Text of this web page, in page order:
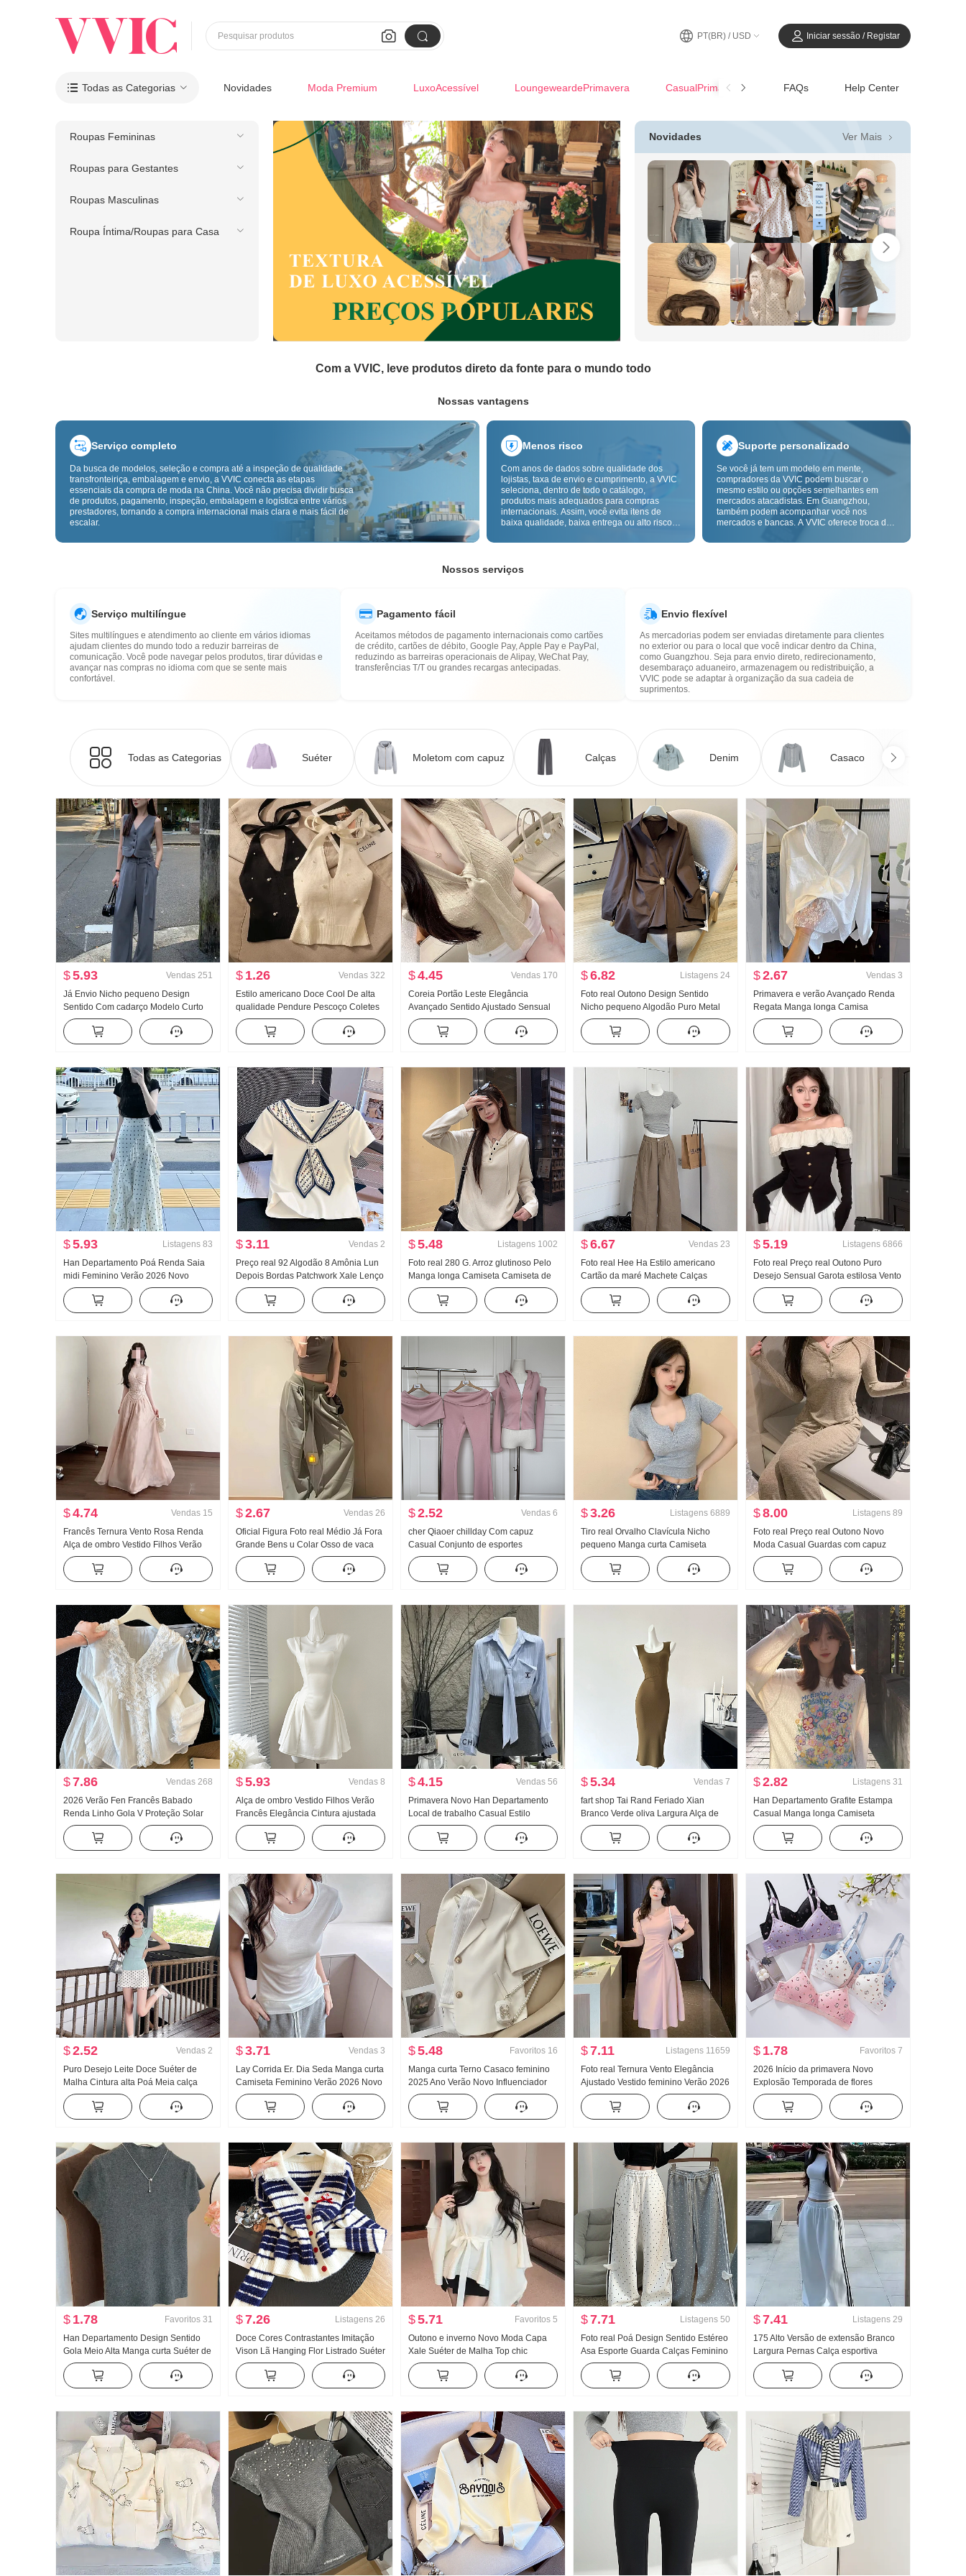
 
Pesquisar produtos PT(BR) / USD Iniciar sessão / Registar
 Todas as Categorias Novidades Moda Premium LuxoAcessível LoungeweardePrimavera CasualPrimavera-Verão FAQs Help Center
Roupas Femininas
Roupas para Gestantes
Roupas Masculinas
Roupa Íntima/Roupas para Casa
Novidades Ver Mais 
Com a VVIC, leve produtos direto da fonte para o mundo todo
Nossas vantagens
Serviço completo
Da busca de modelos, seleção e compra até a inspeção de qualidade
transfronteiriça, embalagem e envio, a VVIC conecta as etapas
essenciais da compra de moda na China. Você não precisa dividir busca
de produtos, pagamento, inspeção, embalagem e logística entre vários
prestadores, tornando a compra internacional mais clara e mais fácil de
escalar.
Menos risco
Com anos de dados sobre qualidade dos
lojistas, taxa de envio e cumprimento, a VVIC
seleciona, dentro de todo o catálogo,
produtos mais adequados para compras
internacionais. Assim, você evita itens de
baixa qualidade, baixa entrega ou alto risco,
inspeção de qualidade transfronteiriça e as
riscos de qualidade, alfândega e pós-venda.
Suporte personalizado
Se você já tem um modelo em mente,
compradores da VVIC podem buscar o
mesmo estilo ou opções semelhantes em
mercados atacadistas. Em Guangzhou,
também podem acompanhar você nos
mercados e bancas. A VVIC oferece troca de
OEM por imagem ou amostra, para tornar
Nossos serviços
Serviço multilíngue
Sites multilíngues e atendimento ao cliente em vários idiomas
ajudam clientes do mundo todo a reduzir barreiras de
comunicação. Você pode navegar pelos produtos, tirar dúvidas e
avançar nas compras no idioma com que se sente mais
confortável.
Pagamento fácil
Aceitamos métodos de pagamento internacionais como cartões
de crédito, cartões de débito, Google Pay, Apple Pay e PayPal,
reduzindo as barreiras operacionais de Alipay, WeChat Pay,
transferências T/T ou grandes recargas antecipadas.
Envio flexível
As mercadorias podem ser enviadas diretamente para clientes
no exterior ou para o local que você indicar dentro da China,
como Guangzhou. Seja para envio direto, redirecionamento,
desembaraço aduaneiro, armazenagem ou redistribuição, a
VVIC pode se adaptar à organização da sua cadeia de
suprimentos.
Todas as Categorias Suéter Moletom com capuz Calças Denim Casaco
$5.93 Vendas 251
Já Envio Nicho pequeno Design
Sentido Com cadarço Modelo Curto
Regata Colete Cintura alta Fluida
Sentido Largura Pernas Calça casual
Conjunto
$ 1.26 Vendas 322
Estilo americano Doce Cool De alta
qualidade Pendure Pescoço Coletes
feminino Verão Uso externo Dentro
Pegue Camiseta de base Garota
estilosa Malha Tomara que caia Top
$4.45 Vendas 170
Coreia Portão Leste Elegância
Avançado Sentido Ajustado Sensual
Puro Desejo Vento Mulher Fita
flutuante Manga curta Malha
Camiseta Top
$6.82 Listagens 24
Foto real Outono Design Sentido
Nicho pequeno Algodão Puro Metal
Decoração Cintura ajustada Efeito
emagrecedor Solto Manga longa
Camisa Top feminino
$2.67 Vendas 3
Primavera e verão Avançado Renda
Regata Manga longa Camisa
feminino Solto Conjunto de duas
peças Doce Fresco
$5.93 Listagens 83
Han Departamento Poá Renda Saia
midi Feminino Verão 2026 Novo
Cintura alta Ajustado A palavra Para
pessoas baixas Design Sentido
Guarda-chuva Saia
$3.11 Vendas 2
Preço real 92 Algodão 8 Amônia Lun
Depois Bordas Patchwork Xale Lenço
de seda Ajustado Gola V Manga curta
Camiseta Feminino
$5.48 Listagens 1002
Foto real 280 G. Arroz glutinoso Pelo
Manga longa Camiseta Camiseta de
base Feminino Modelo fino Estilo
Primavera e outono Cor sólida Novo
Solto Com capuz Top
$6.67 Vendas 23
Foto real Hee Ha Estilo americano
Cartão da maré Machete Calças
jeans Solto Largura Pernas Casual
Calças
$5.19 Listagens 6866
Foto real Preço real Outono Puro
Desejo Sensual Garota estilosa Vento
Francês Ombro caído Manga longa
Camiseta Feminino Babados Cintura
ajustada Top
$4.74 Vendas 15
Francês Ternura Vento Rosa Renda
Alça de ombro Vestido Filhos Verão
2026 Novo À beira-mar Férias
Elegância Vestido longo
$2.67 Vendas 26
Oficial Figura Foto real Médio Já Fora
Grande Bens u Colar Osso de vaca
Fivela Caracteres de trabalho Regata
Alça de ombro Largura Pernas
Arrastar no chão Esporte Calça
$2.52 Vendas 6
cher Qiaoer chillday Com capuz
Casual Conjunto de esportes
Feminino Primavera Ombro de Fora
Casaco Calça boca de sino Conjunto
de três peças
$3.26 Listagens 6889
Tiro real Orvalho Clavícula Nicho
pequeno Manga curta Camiseta
Feminino Verão Garota estilosa
Apertado Novo Botão Design Sentido
Modelo Curto Top
$8.00 Listagens 89
Foto real Preço real Outono Novo
Moda Casual Guardas com capuz
Guarda Calças Efeito emagrecedor
Conjunto Conjunto de esportes
Feminino Estilo
$7.86 Vendas 268
2026 Verão Fen Francês Babado
Renda Linho Gola V Proteção Solar
Camisa Manga longa feminina Solto
Design Sentido Para cima
$5.93 Vendas 8
Alça de ombro Vestido Filhos Verão
Francês Elegância Cintura ajustada
Efeito emagrecedor Saia regata Saia
curta
$4.15 Vendas 56
Primavera Novo Han Departamento
Local de trabalho Casual Estilo
Conjunto Feminino Elegância
Listrado Camisa Cintura alta Saia
midi Conjunto de duas peças
$5.34 Vendas 7
fart shop Tai Rand Feriado Xian
Branco Verde oliva Largura Alça de
Ombro Pit Artigo Vestido feminino
Primavera e verão Vestido longo
$2.82 Listagens 31
Han Departamento Grafite Estampa
Casual Manga longa Camiseta
Proteção Solar Suéter Feminino
Primavera e verão Solto Descontraído
Vento frio Sentido Gola redonda Top
$2.52 Vendas 2
Puro Desejo Leite Doce Suéter de
Malha Cintura alta Poá Meia calça
Saia curta Para pessoas baixas Han
Departamento Dopamina Beleza
incrível Vestir Pegue Um conjunto
$3.71 Vendas 3
Lay Corrida Er. Dia Seda Manga curta
Camiseta Feminino Verão 2026 Novo
Frio Sentido Dentro Pegue O fundo do
poço Ajustado Voar Manga Top
$5.48 Favoritos 16
Manga curta Terno Casaco feminino
2025 Ano Verão Novo Influenciador
Commuting Para pessoas baixas
Ultra Modelo Curto Pequeno O terno
$7.11 Listagens 11659
Foto real Ternura Vento Elegância
Ajustado Vestido feminino Verão 2026
Novo Manga bufante Saia
$ 1.78 Favoritos 7
2026 Início da primavera Novo
Explosão Temporada de flores
Gatinho Fofo Padrão Dentro Faixa de
roupa Peito Almofadas Efeito
emagrecedor Coletes feminino
$ 1.78 Favoritos 31
Han Departamento Design Sentido
Gola Meio Alta Manga curta Suéter de
Malha Feminino Outono 2024 Novo
Cor sólida Versátil Ajustado Efeito
emagrecedor Top
$7.26 Listagens 26
Doce Cores Contrastantes Imitação
Vison Lã Hanging Flor Listrado Suéter
Efeito emagrecedor Gola V Gola Polo
Renda Malha Cardigã
$5.71 Favoritos 5
Outono e inverno Novo Moda Capa
Xale Suéter de Malha Top chic
Relaxamento Sentido Ambiente
Sentido Reunião Uso externo Casaco
de camisola
$7.71 Listagens 50
Foto real Poá Design Sentido Estéreo
Asa Esporte Guarda Calças Feminino
Novo Luz A. Vento Solto Reto Efeito
emagrecedor Calça casual
$7.41 Listagens 29
175 Alto Versão de extensão Branco
Largura Pernas Calça esportiva
Feminino Primavera e outono Novo
Versátil Listrado Casual Arrastar no
chão Calças